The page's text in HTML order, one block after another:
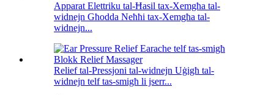
Apparat Elettriku tal-Ħasil ​​tax-Xemgħa tal-
widnejn Għodda Neħħi tax-Xemgħa tal-
widnejn...
Relief tal-Pressjoni tal-widnejn Uġigħ tal-
widnejn telf tas-smigħ li jserr...